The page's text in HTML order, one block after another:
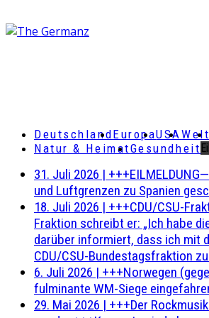
DeutschlandEuropaUSAWelt
Natur & HeimatGesundheit
31. Juli 2026 |
und Luftgrenzen zu Spanien
18. Juli 2026 | +++CDU/CSU-
Fraktion schreibt er: „Ich habe
darüber informiert, dass ich mit
CDU/CSU-Bundestagsfraktion
6. Juli 2026 | +++Norwegen
fulminante WM-Siege
29. Mai 2026 | +++Der